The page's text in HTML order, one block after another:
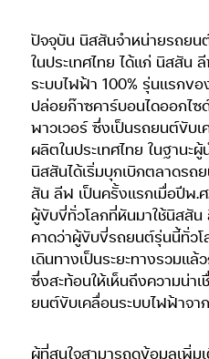
ปัจจุบัน นิสสันจำหน่ายรถยน
ในประเทศไทย ได้แก่ นิสสัน
ระบบไฟฟ้า 100% รุ่นแรกข
ปล่อยก๊าซคาร์บอนไดออกไ
พาวเวอร์ ซึ่งเป็นรถยนต์ขับ
ผลิตในประเทศไทย ในฐาน
นิสสันได้เริ่มบุกเบิกตลาดร
สัน ลีฟ เป็นครั้งแรกเมื่อปีพ.
ผู้ขับขี่ทั่วโลกที่หันมาใช้นิสสั
คาดว่าผู้ขับขี่รถยนต์รุ่นนี้ทั่วโ
เดินทางเป็นระยะทางรวมแ
ซึ่งสะท้อนให้เห็นถึงความน่า
ยนต์ขับเคลื่อนระบบไฟฟ้าจา
ผู้ที่สนใจสามารถดูข้อมูลเพิ่ม